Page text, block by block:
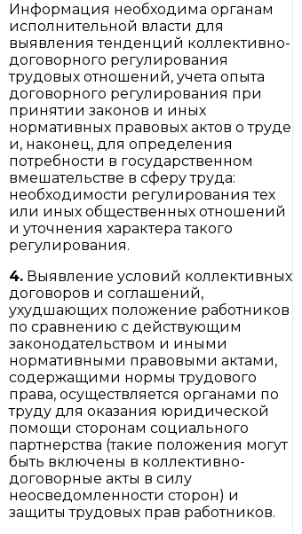
Информация необходима органам
исполнительной власти для
выявления тенденций коллективно-
договорного регулирования
трудовых отношений, учета опыта
договорного регулирования при
принятии законов и иных
нормативных правовых актов о труде
и, наконец, для определения
потребности в государственном
вмешательстве в сферу труда:
необходимости регулирования тех
или иных общественных отношений
и уточнения характера такого
регулирования.
4. Выявление условий коллективных
договоров и соглашений,
ухудшающих положение работников
по сравнению с действующим
законодательством и иными
нормативными правовыми актами,
содержащими нормы трудового
права, осуществляется органами по
труду для оказания юридической
помощи сторонам социального
партнерства (такие положения могут
быть включены в коллективно-
договорные акты в силу
неосведомленности сторон) и
защиты трудовых прав работников.